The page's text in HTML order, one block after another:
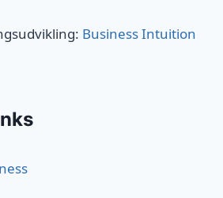
Business Intuition